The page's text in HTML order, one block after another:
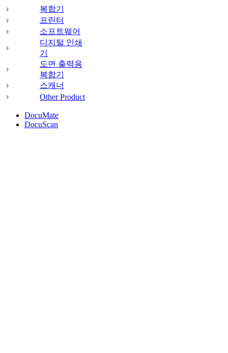
복합기
프린터
소프트웨어
디지털 인쇄
기
도면 출력용
복합기
스캐너
Other Product
DocuMate
DocuScan